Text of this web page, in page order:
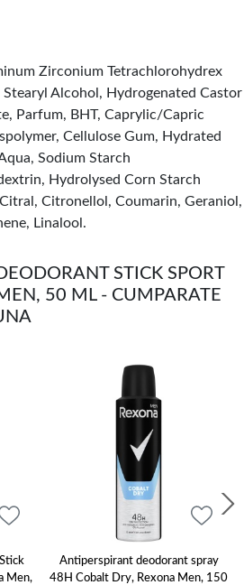
Zirconium Tetrachlorohydrex
Stearyl Alcohol, Hydrogenated Castor
Parfum, BHT, Caprylic/Capric
Cellulose Gum, Hydrated
Sodium Starch
Hydrolysed Corn Starch
Citronellol, Coumarin, Geraniol,
Linalool.
STICK SPORT
50 ML - CUMPARATE
Men,
Antiperspirant deodorant spray
48H Cobalt Dry, Rexona Men, 150